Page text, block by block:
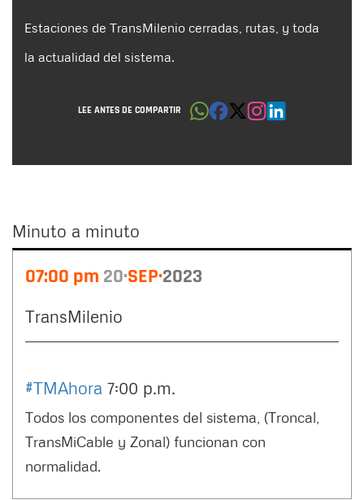
Estaciones de TransMilenio cerradas, rutas, y toda
la actualidad del sistema.
LEE ANTES DE COMPARTIR
Minuto a minuto
07:00 pm 20 SEP 2023
TransMilenio
#TMAhora 7:00 p.m.
Todos los componentes del sistema, (Troncal,
TransMiCable y Zonal) funcionan con
normalidad.